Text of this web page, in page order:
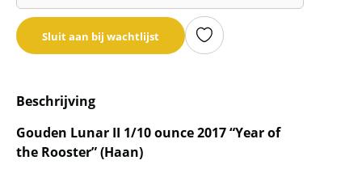
email
adres
de
wachtlijst
voor
Sluit aan bij wachtlijst
Beschrijving
Gouden Lunar II 1/10 ounce 2017 “Year of
the Rooster” (Haan)